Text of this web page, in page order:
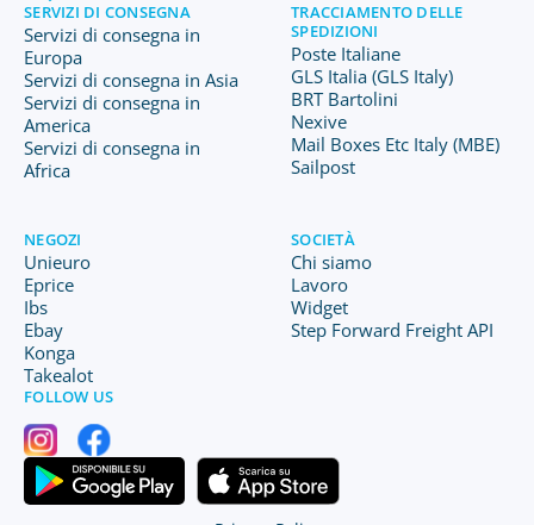
SERVIZI DI CONSEGNA
Servizi di consegna in
Europa
Servizi di consegna in Asia
Servizi di consegna in
America
Servizi di consegna in
Africa
TRACCIAMENTO DELLE
SPEDIZIONI
Poste Italiane
GLS Italia (GLS Italy)
BRT Bartolini
Nexive
Mail Boxes Etc Italy (MBE)
Sailpost
NEGOZI
Unieuro
Eprice
Ibs
Ebay
Konga
Takealot
SOCIETÀ
Chi siamo
Lavoro
Widget
Step Forward Freight API
FOLLOW US